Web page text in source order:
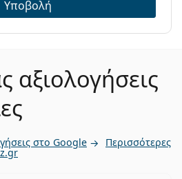
Υποβολή
αξιολογήσεις
στο Google Περισσότερες